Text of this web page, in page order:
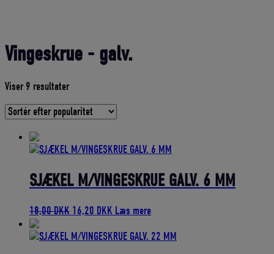
Vingeskrue - galv.
Viser 9 resultaterSorteret
gennemsnitlig
SJÆKEL M/VINGESKRUE GALV. 6 MM
18,00DKK Den
pris
16,20 DKK Den
pris
Læs mere